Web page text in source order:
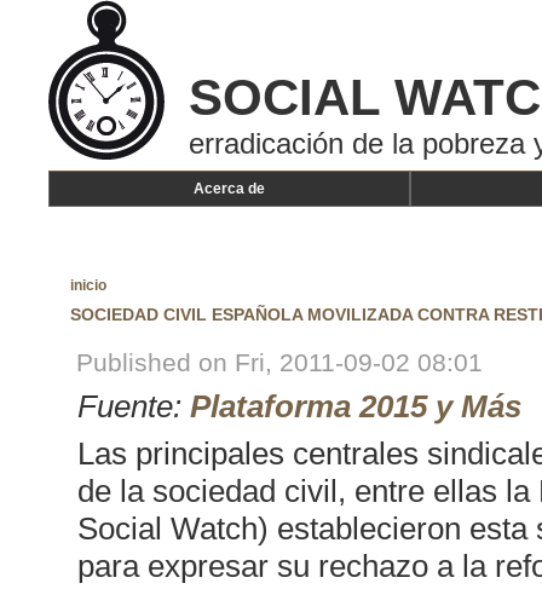
SOCIAL
erradicación de la pobreza
Acerca de
inicio
SOCIEDAD CIVIL ESPAÑOLA MOVILIZADA CONTRA
Published on Fri, 2011-09-02 08:01
Fuente: Plataforma 2015 y Más
Las principales centrales
de la sociedad civil, entre ellas
Social Watch) establecieron
para expresar su rechazo a la